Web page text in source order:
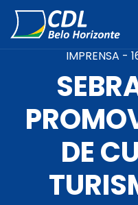
IMPRENSA -
DE